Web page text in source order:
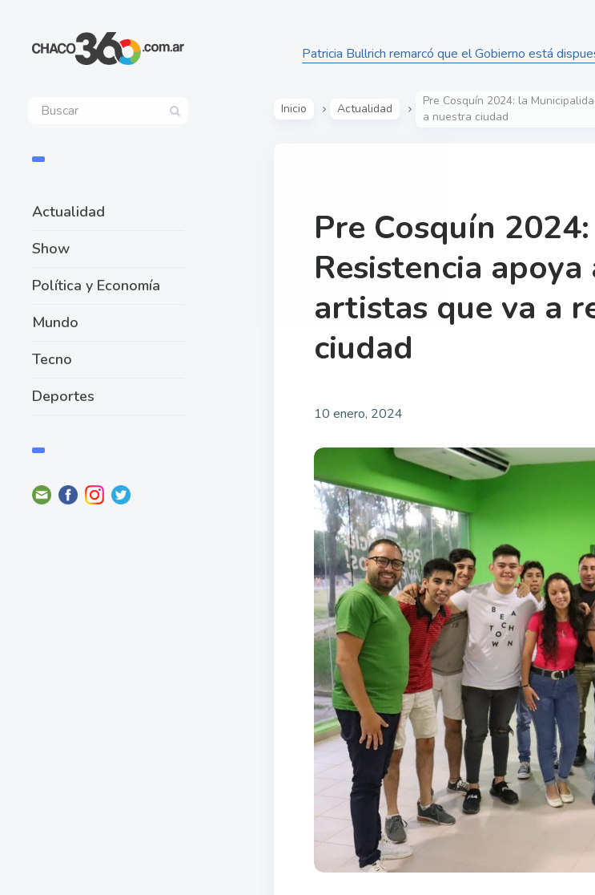
Actualidad
Show
Política y Economía
Mundo
Tecno
Deportes
Patricia Bullrich remarcó que el Gobierno está
Inicio Actualidad
Pre Cosquín 2024: la
a nuestra ciudad
Pre Cosquín
Resistencia
artistas que va a
ciudad
10 enero, 2024